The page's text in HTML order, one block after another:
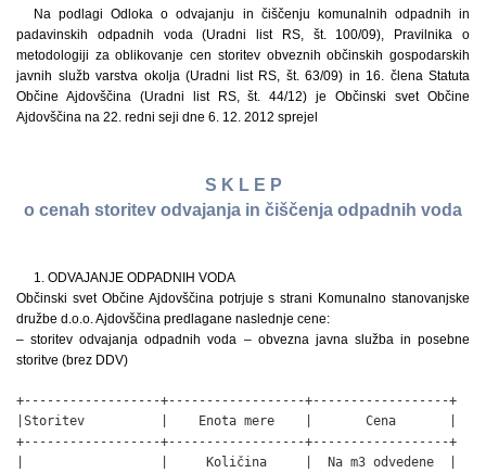
Na podlagi Odloka o odvajanju in čiščenju komunalnih odpadnih in
padavinskih odpadnih voda (Uradni list RS, št. 100/09), Pravilnika o
metodologiji za oblikovanje cen storitev obveznih občinskih gospodarskih
javnih služb varstva okolja (Uradni list RS, št. 63/09) in 16. člena Statuta
Občine Ajdovščina (Uradni list RS, št. 44/12) je Občinski svet Občine
Ajdovščina na 22. redni seji dne 6. 12. 2012 sprejel
S K L E P
o cenah storitev odvajanja in čiščenja odpadnih voda
1. ODVAJANJE ODPADNIH VODA
Občinski svet Občine Ajdovščina potrjuje s strani Komunalno stanovanjske
družbe d.o.o. Ajdovščina predlagane naslednje cene:
– storitev odvajanja odpadnih voda – obvezna javna služba in posebne
storitve (brez DDV)
+------------------+------------------+------------------+
|Storitev          |    Enota mere    |       Cena       |
+------------------+------------------+------------------+
|                  |     Količina     |  Na m3 odvedene  |